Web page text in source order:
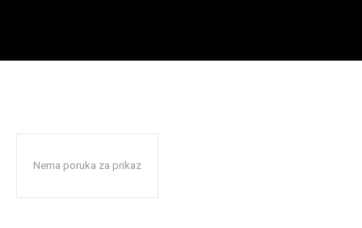
Nema poruka za prikaz